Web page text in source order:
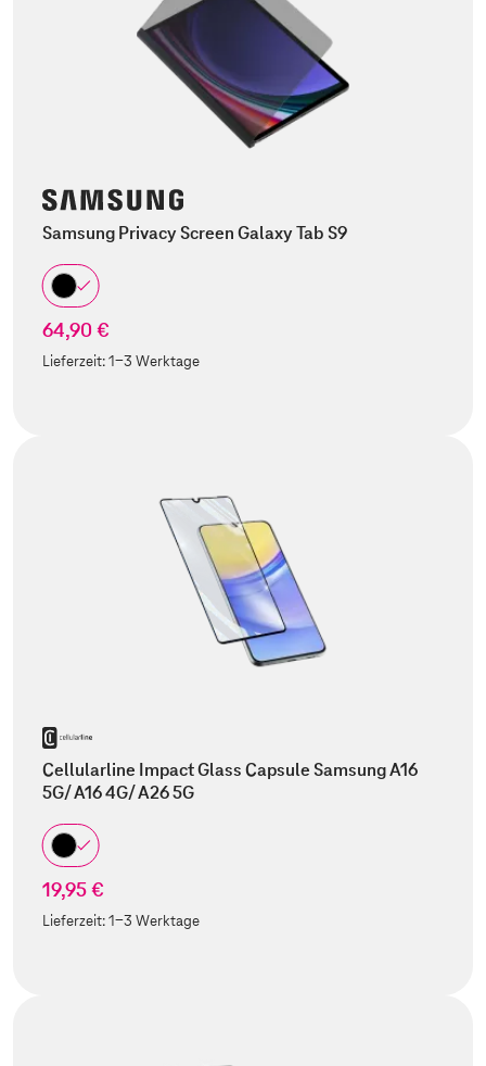
Samsung Privacy Screen Galaxy Tab S9
64,90 €
Lieferzeit:1-3 Werktage
Cellularline Impact Glass Capsule Samsung A16
5G/ A16 4G/ A26 5G
19,95 €
Lieferzeit:1-3 Werktage